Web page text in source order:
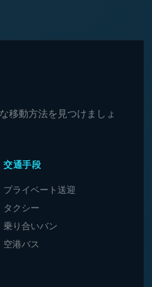
移動方法を見つけましょ
交通手段
プライベート送迎
タクシー
乗り合いバン
空港バス